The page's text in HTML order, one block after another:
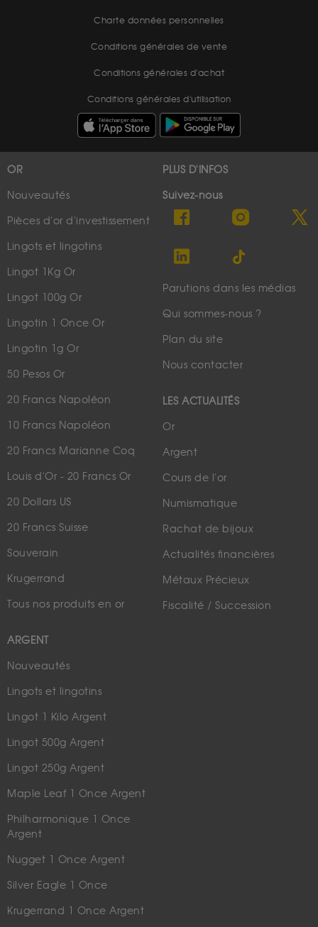
Charte données personnelles
Conditions générales de vente
Conditions générales d'achat
Conditions générales d'utilisation
OR
Nouveautés
Pièces d'or d'investissement
Lingots et lingotins
Lingot 1Kg Or
Lingot 100g Or
Lingotin 1 Once Or
Lingotin 1g Or
50 Pesos Or
20 Francs Napoléon
10 Francs Napoléon
20 Francs Marianne Coq
Louis d'Or - 20 Francs Or
20 Dollars US
20 Francs Suisse
Souverain
Krugerrand
Tous nos produits en or
ARGENT
Nouveautés
Lingots et lingotins
Lingot 1 Kilo Argent
Lingot 500g Argent
Lingot 250g Argent
Maple Leaf 1 Once Argent
Philharmonique 1 Once
Argent
Nugget 1 Once Argent
Silver Eagle 1 Once
Krugerrand 1 Once Argent
PLUS D'INFOS
Suivez-nous
Parutions dans les médias
Qui sommes-nous ?
Plan du site
Nous contacter
LES ACTUALITÉS
Or
Argent
Cours de l'or
Numismatique
Rachat de bijoux
Actualités financières
Métaux Précieux
Fiscalité / Succession